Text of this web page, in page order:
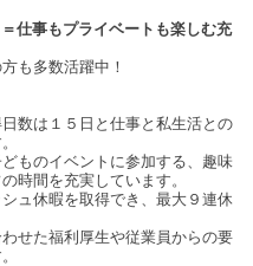
仕事もプライベートも楽しむ充
も多数活躍中！
数は１５日と仕事と私生活との
ものイベントに参加する、趣味
時間を充実しています。
ュ休暇を取得でき、最大９連休
せた福利厚生や従業員からの要